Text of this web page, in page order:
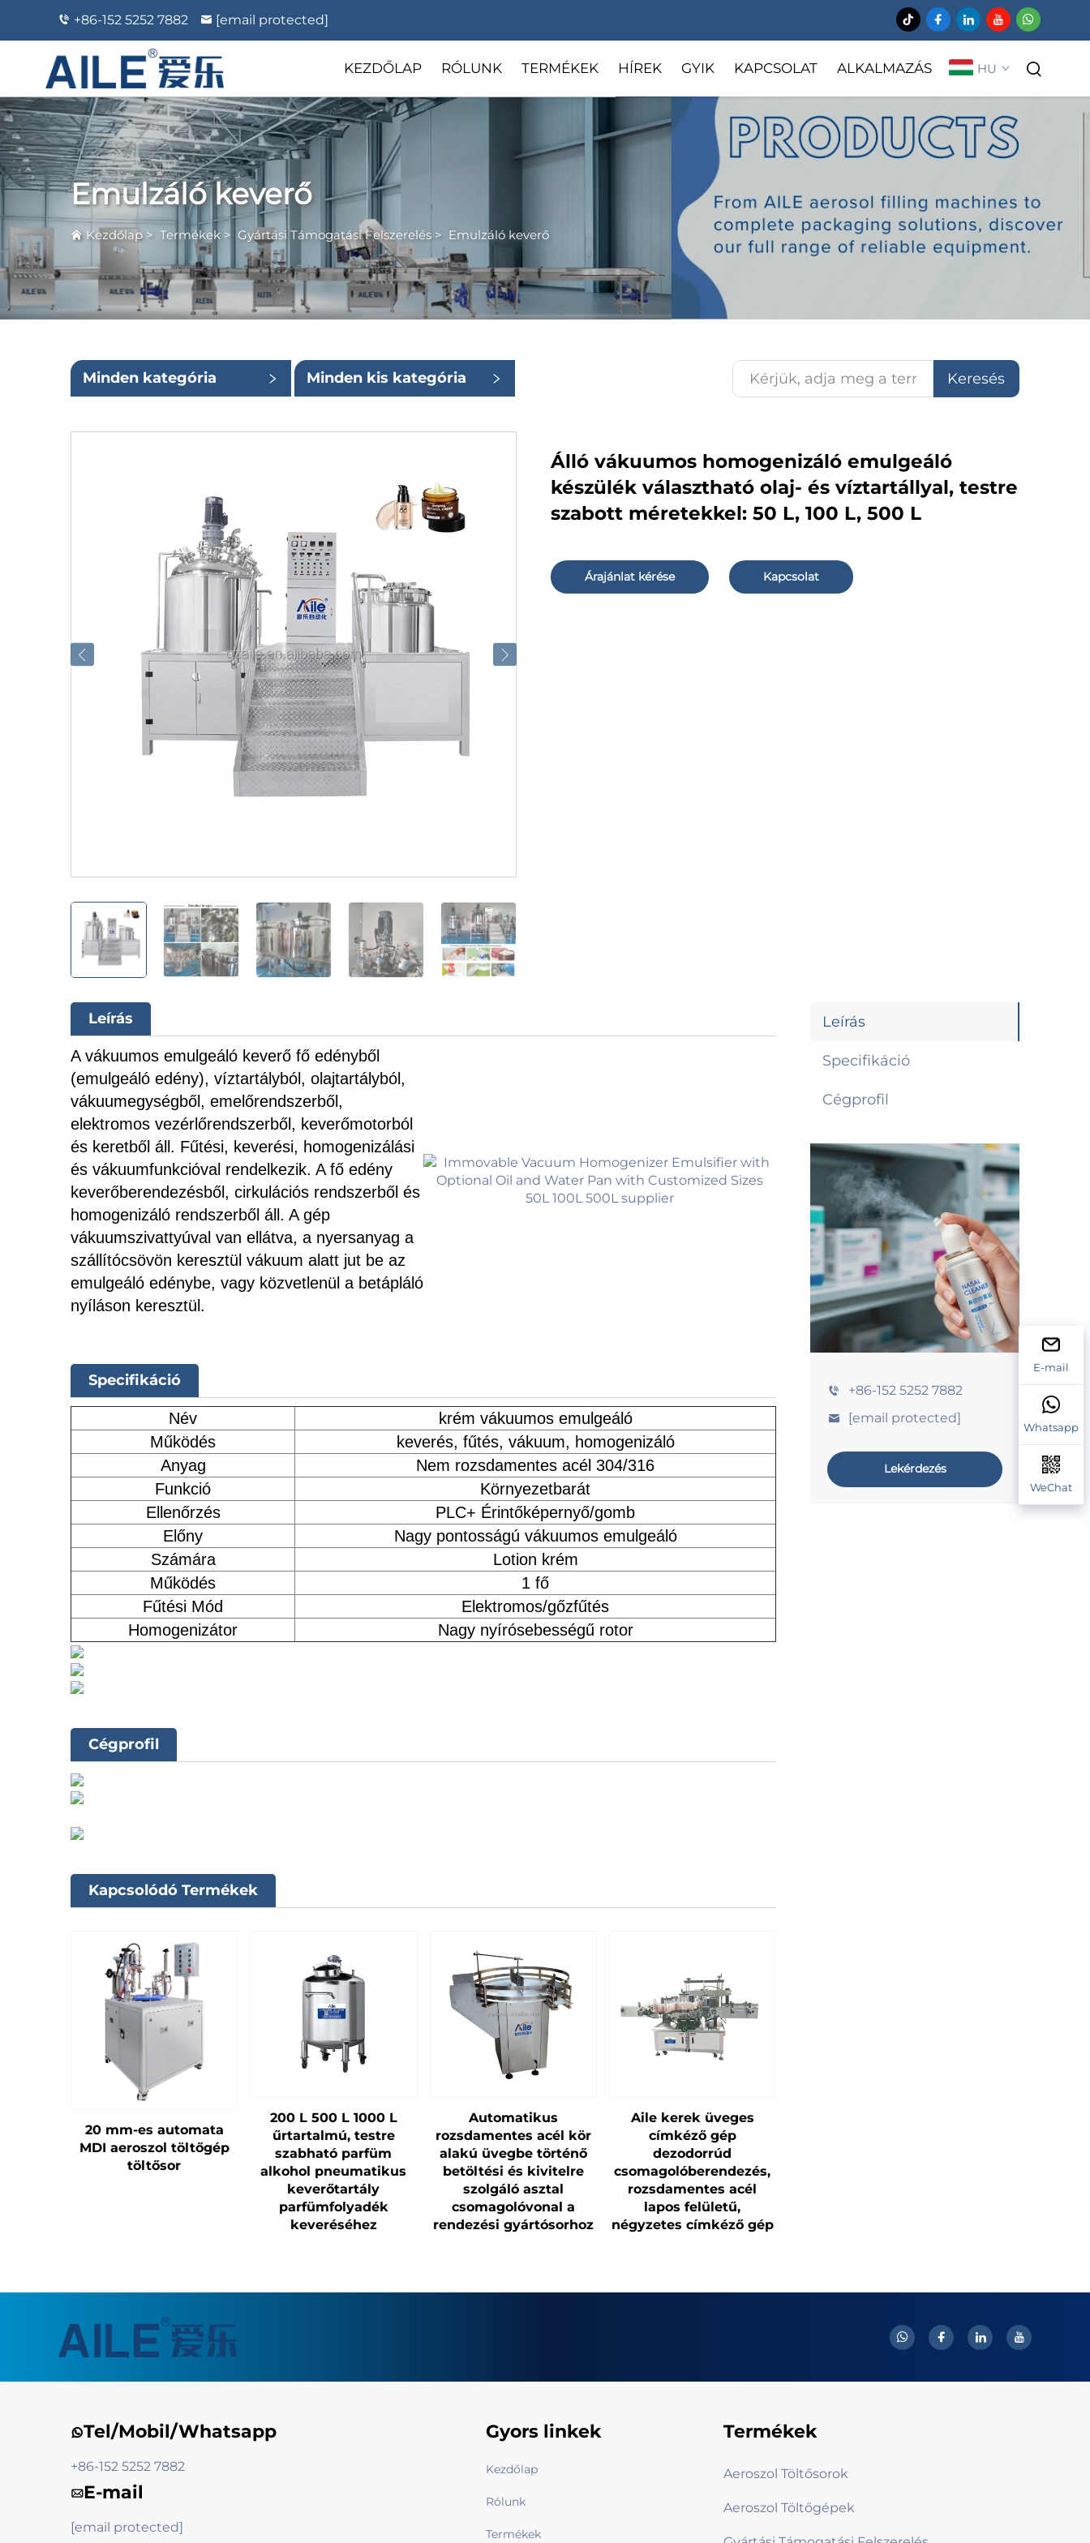
+86-152 5252 7882 [email protected]
KEZDŐLAP RÓLUNK TERMÉKEK HÍREK GYIK KAPCSOLAT ALKALMAZÁS HU
Emulzáló keverő
Kezdőlap > Termékek > Gyártási Támogatási Felszerelés > Emulzáló keverő
Minden kategória Minden kis kategória Keresés
Álló vákuumos homogenizáló emulgeáló
készülék választható olaj- és víztartállyal, testre
szabott méretekkel: 50 L, 100 L, 500 L
Árajánlat kérése Kapcsolat
Leírás
Specifikáció
Cégprofil
+86-152 5252 7882
[email protected]
Lekérdezés
Leírás
A vákuumos emulgeáló keverő fő edényből
(emulgeáló edény), víztartályból, olajtartályból,
vákuumegységből, emelőrendszerből,
elektromos vezérlőrendszerből, keverőmotorból
és keretből áll. Fűtési, keverési, homogenizálási
és vákuumfunkcióval rendelkezik. A fő edény
keverőberendezésből, cirkulációs rendszerből és
homogenizáló rendszerből áll. A gép
vákuumszivattyúval van ellátva, a nyersanyag a
szállítócsövön keresztül vákuum alatt jut be az
emulgeáló edénybe, vagy közvetlenül a betápláló
nyíláson keresztül.
Specifikáció
Név
krém vákuumos emulgeáló
Működés
keverés, fűtés, vákuum, homogenizáló
Anyag
Nem rozsdamentes acél 304/316
Funkció
Környezetbarát
Ellenőrzés
PLC+ Érintőképernyő/gomb
Előny
Nagy pontosságú vákuumos emulgeáló
Számára
Lotion krém
Működés
1 fő
Fűtési Mód
Elektromos/gőzfűtés
Homogenizátor
Nagy nyírósebességű rotor
Cégprofil
Kapcsolódó Termékek
20 mm-es automata
MDI aeroszol töltőgép
töltősor
200 L 500 L 1000 L
űrtartalmú, testre
szabható parfüm
alkohol pneumatikus
keverőtartály
parfümfolyadék
keveréséhez
Automatikus
rozsdamentes acél kör
alakú üvegbe történő
betöltési és kivitelre
szolgáló asztal
csomagolóvonal a
rendezési gyártósorhoz
Aile kerek üveges
címkéző gép
dezodorrúd
csomagolóberendezés,
rozsdamentes acél
lapos felületű,
négyzetes címkéző gép
E-mail
Whatsapp
WeChat
Tel/Mobil/Whatsapp
+86-152 5252 7882
E-mail
[email protected]
Gyors linkek
Kezdőlap
Rólunk
Termékek
Termékek
Aeroszol Töltősorok
Aeroszol Töltőgépek